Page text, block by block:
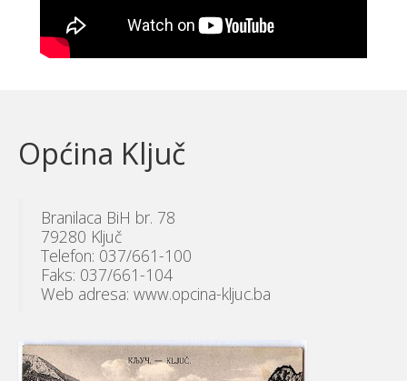
Općina Ključ
Branilaca BiH br. 78
79280 Ključ
Telefon: 037/661-100
Faks: 037/661-104
Web adresa: www.opcina-kljuc.ba